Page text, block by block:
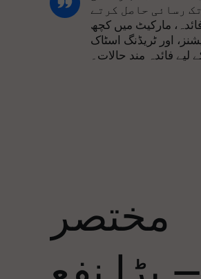
رسائی حاصل کرتے
تک کا فائدہ، مارکیٹ میں کچھ
اور ٹریڈنگ اسٹاک
لیے فائدہ مند حالات۔
کرتی ہے۔ ایلس
دنیا میں ڈرائیو
مختصر